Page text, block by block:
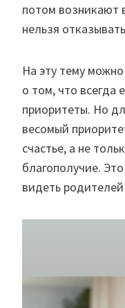
потом возникают
нельзя
На эту тему
о том, что всегда
приоритеты. Но
весомый
счастье, а не
благополучие.
видеть